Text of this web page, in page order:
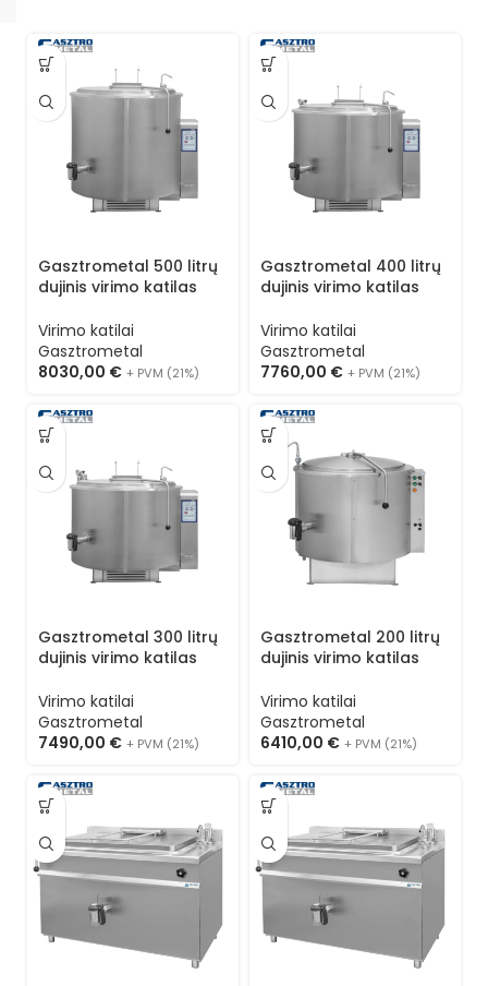
Gasztrometal 500 litrų
dujinis virimo katilas
Virimo katilai
Gasztrometal
8030,00 € + PVM (21%)
Gasztrometal 400 litrų
dujinis virimo katilas
Virimo katilai
Gasztrometal
7760,00 € + PVM (21%)
Gasztrometal 300 litrų
dujinis virimo katilas
Virimo katilai
Gasztrometal
7490,00 € + PVM (21%)
Gasztrometal 200 litrų
dujinis virimo katilas
Virimo katilai
Gasztrometal
6410,00 € + PVM (21%)